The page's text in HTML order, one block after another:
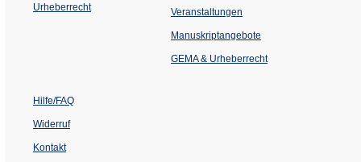
Urheberrecht Veranstaltungen
einem
Tab)
Manuskriptangebote
GEMA & Urheberrecht
Hilfe/FAQ
Widerruf
Kontakt